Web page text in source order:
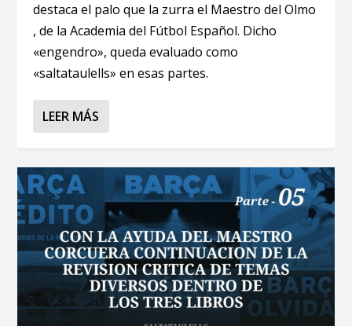
destaca el palo que la zurra el Maestro del Olmo
, de la Academia del Fútbol Español. Dicho
«engendro», queda evaluado como
«saltataulells» en esas partes.
LEER MÁS